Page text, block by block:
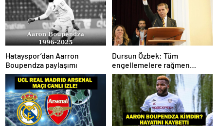
Hatayspor’dan Aarron
Boupendza paylaşımı
Dursun Özbek: Tüm
engellemelere rağmen
hedefimize ilerliyoruz